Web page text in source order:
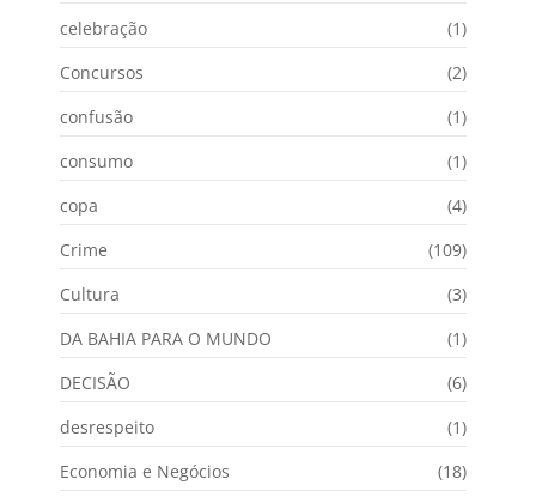
celebração
(1)
Concursos
(2)
confusão
(1)
consumo
(1)
copa
(4)
Crime
(109)
Cultura
(3)
DA BAHIA PARA O MUNDO
(1)
DECISÃO
(6)
desrespeito
(1)
Economia e Negócios
(18)